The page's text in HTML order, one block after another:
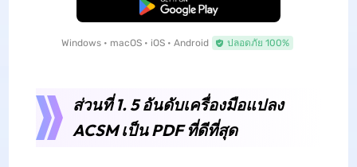
ดาวน์โหลดฟรี
Windows • macOS • iOS • Android ปลอดภัย 100%
ส่วนที่ 1. 5 อันดับเครื่องมือแปลง
ACSM เป็น PDF ที่ดีที่สุด